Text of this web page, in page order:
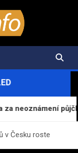
půjčky od
v Česku roste